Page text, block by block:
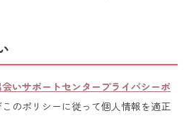
いサポートセンタープライバシーポ
のポリシーに従って個人情報を適正